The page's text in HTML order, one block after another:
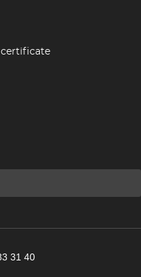
31 40